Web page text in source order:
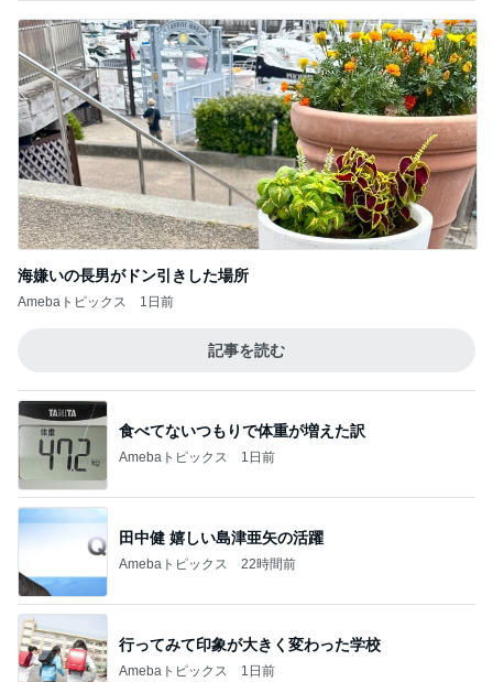
海嫌いの長男がドン引きした場所
Amebaトピックス 1日前
記事を読む
食べてないつもりで体重が増えた訳
Amebaトピックス 1日前
田中健 嬉しい島津亜矢の活躍
Amebaトピックス 22時間前
行ってみて印象が大きく変わった学校
Amebaトピックス 1日前